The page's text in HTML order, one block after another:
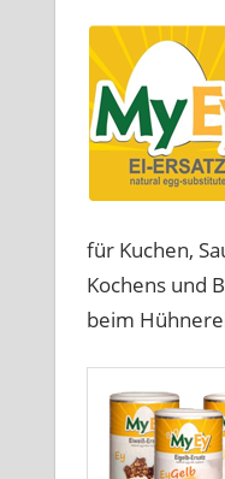
für Kuchen,
Kochens und
beim